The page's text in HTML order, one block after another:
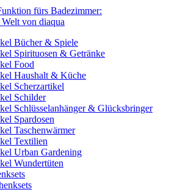
fürs Badezimmer:
von diaqua
Bücher & Spiele
Spirituosen & Getränke
Food
Haushalt & Küche
Scherzartikel
Schilder
Schlüsselanhänger & Glücksbringer
Spardosen
Taschenwärmer
Textilien
Urban Gardening
Wundertüten